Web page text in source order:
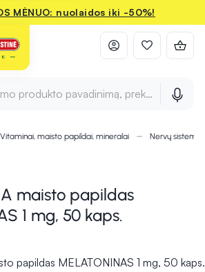
MĖNUO: nuolaidos iki -50%!
produkto pavadinimą, prekės ženklą ir
Vitaminai, maisto papildai, mineralai Nervų sistemai
maisto papildas
1 mg, 50 kaps.